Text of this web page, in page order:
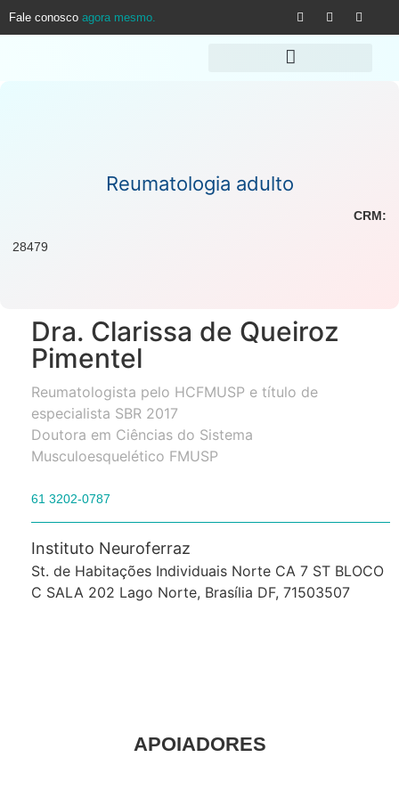
Fale conosco agora mesmo.
Reumatologia adulto
CRM:
28479
Dra. Clarissa de Queiroz
Pimentel
Reumatologista pelo HCFMUSP e título de
especialista SBR 2017
Doutora em Ciências do Sistema
Musculoesquelético FMUSP
61 3202-0787
Instituto Neuroferraz
St. de Habitações Individuais Norte CA 7 ST BLOCO
C SALA 202 Lago Norte, Brasília DF, 71503507
APOIADORES